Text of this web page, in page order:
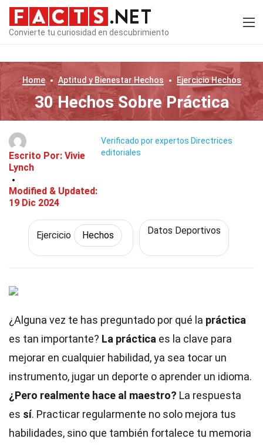
Convierte tu curiosidad en descubrimiento
Home Aptitud y Bienestar Hechos EjercicioHechos
30 Hechos Sobre Práctica
Escrito Por: Vivie
Lynch
Modified & Updated:
19 Dic 2024
Verificado por expertos Directrices
editoriales
Ejercicio Hechos Datos Deportivos
¿Alguna vez te has preguntado por qué la práctica
es tan importante? La práctica es la clave para
mejorar en cualquier habilidad, ya sea tocar un
instrumento, jugar un deporte o aprender un idioma.
¿Pero realmente hace al maestro? La respuesta
es sí. Practicar regularmente no solo mejora tus
habilidades, sino que también fortalece tu memoria